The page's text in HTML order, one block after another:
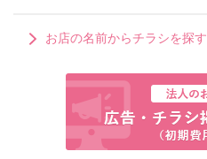
お店の名前からチラシを探す